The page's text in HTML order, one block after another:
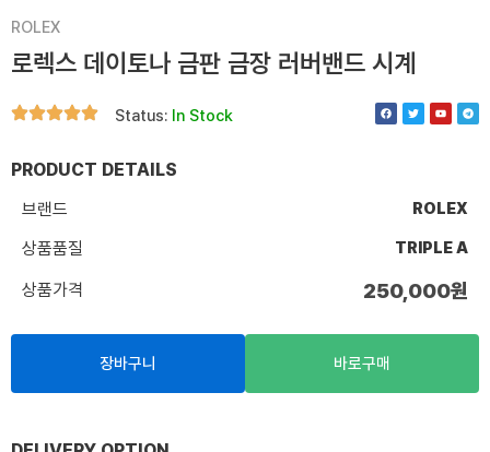
ROLEX
로렉스 데이토나 금판 금장 러버밴드 시계
Status: In Stock
F
a
c
T
w
i
Y
o
u
T
e
l
PRODUCT DETAILS
브랜드
ROLEX
상품품질 TRIPLE A
상품가격 250,000원
장바구니 바로구매